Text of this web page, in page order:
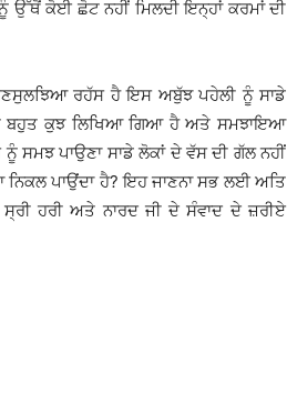
ਉੱਥੋਂ ਕੋਈ ਛੋਟ ਨਹੀਂ ਮਿਲਦੀ ਇਨ੍ਹਾਂ ਕਰਮਾਂ ਦੀ
ਰਹੱਸ ਹੈ ਇਸ ਅਬੁੱਝ ਪਹੇਲੀ ਨੂੰ ਸਾਡੇ
ਬਹੁਤ ਕੁਝ ਲਿਖਿਆ ਗਿਆ ਹੈ ਅਤੇ ਸਮਝਾਇਆ
ਸਮਝ ਪਾਉਣਾ ਸਾਡੇ ਲੋਕਾਂ ਦੇ ਵੱਸ ਦੀ ਗੱਲ ਨਹੀਂ
ਨਿਕਲ ਪਾਉਂਦਾ ਹੈ? ਇਹ ਜਾਣਨਾ ਸਭ ਲਈ ਅਤਿ
ਹਰੀ ਅਤੇ ਨਾਰਦ ਜੀ ਦੇ ਸੰਵਾਦ ਦੇ ਜ਼ਰੀਏ